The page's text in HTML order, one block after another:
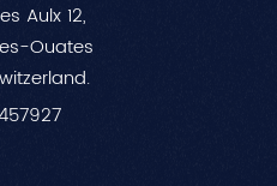
Aulx 12,
Ouates